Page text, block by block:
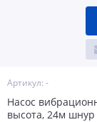
Артикул: -
Насос
высота, 24м шнур